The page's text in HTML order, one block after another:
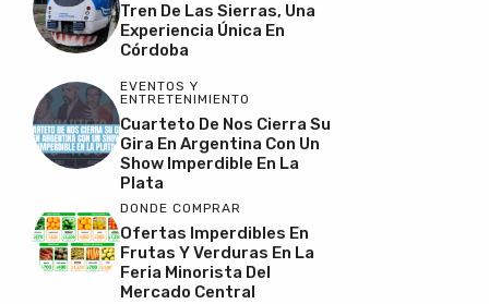
Tren De Las Sierras, Una
Experiencia Única En
Córdoba
EVENTOS Y
ENTRETENIMIENTO
Cuarteto De Nos Cierra Su
Gira En Argentina Con Un
Show Imperdible En La
Plata
DONDE COMPRAR
Ofertas Imperdibles En
Frutas Y Verduras En La
Feria Minorista Del
Mercado Central